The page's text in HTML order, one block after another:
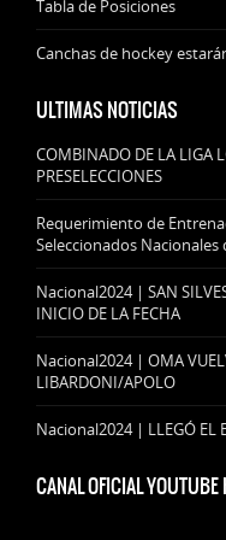
Tabla de Posiciones
Canchas de hockey
ULTIMAS NOTICIAS
COMBINADO DE LA LIGA
PRESELECCIONES
Requerimiento de
Seleccionados Nacionales
Nacional2024 | SAN
INICIO DE LA FECHA
Nacional2024 | OMA
LIBARDONI/APOLO
Nacional2024 | LLEGÓ EL
CANAL OFICIAL